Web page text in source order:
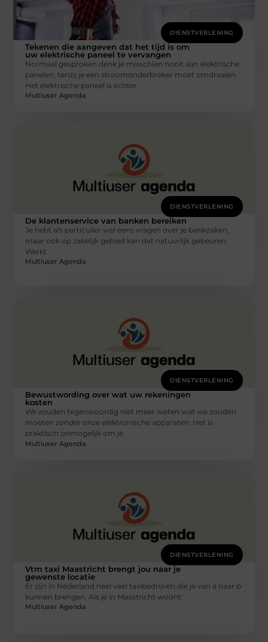
DIENSTVERLENING
Tekenen die aangeven dat het tijd is om
uw elektrische paneel te vervangen
Normaal gesproken denk je misschien nooit aan elektrische
panelen, tenzij je een stroomonderbreker moet omdraaien.
Het elektrische paneel is echter
Multiuser Agenda
DIENSTVERLENING
De klantenservice van banken bereiken
Je hebt als particulier wel eens vragen over je bankzaken,
maar ook op zakelijk gebied kan dat natuurlijk gebeuren.
Werkt
Multiuser Agenda
DIENSTVERLENING
Bewustwording over wat uw rekeningen
kosten
We zouden tegenwoordig niet meer weten wat we zouden
moeten zonder onze elektronische apparaten. Het is
praktisch onmogelijk om je
Multiuser Agenda
DIENSTVERLENING
Vtm taxi Maastricht brengt jou naar je
gewenste locatie
Er zijn in Nederland heel veel taxibedrijven die je van a naar b
kunnen brengen. Als je in Maastricht woont
Multiuser Agenda